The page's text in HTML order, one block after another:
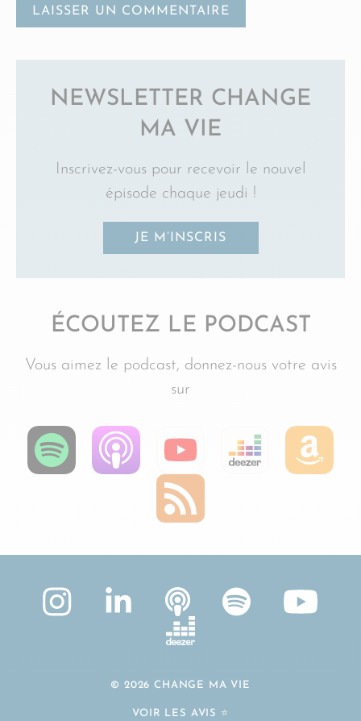
NEWSLETTER CHANGE
MA VIE
Inscrivez-vous pour recevoir le nouvel
épisode chaque jeudi !
JE M’INSCRIS
ÉCOUTEZ LE PODCAST
Vous aimez le podcast, donnez-nous votre avis
sur
© 2026 CHANGE MA VIE
VOIR LES AVIS ⭐️